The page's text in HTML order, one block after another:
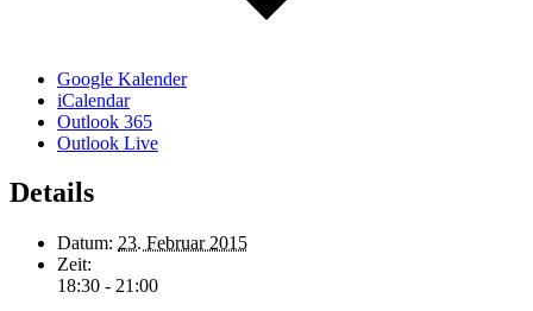
Google Kalender
iCalendar
Outlook 365
Outlook Live
Details
Datum: 23. Februar 2015
Zeit:
18:30 - 21:00